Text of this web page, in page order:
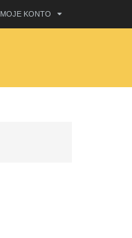
MOJE KONTO